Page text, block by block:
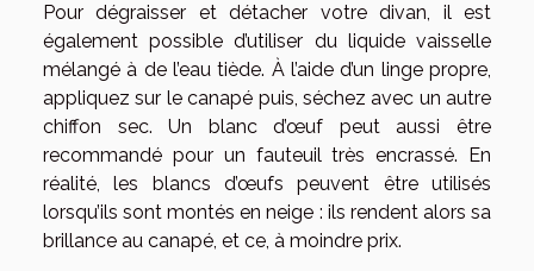
Pour dégraisser et détacher votre divan, il est
également possible d’utiliser du liquide vaisselle
mélangé à de l’eau tiède. À l’aide d’un linge propre,
appliquez sur le canapé puis, séchez avec un autre
chiffon sec. Un blanc d’œuf peut aussi être
recommandé pour un fauteuil très encrassé. En
réalité, les blancs d’œufs peuvent être utilisés
lorsqu’ils sont montés en neige : ils rendent alors sa
brillance au canapé, et ce, à moindre prix.